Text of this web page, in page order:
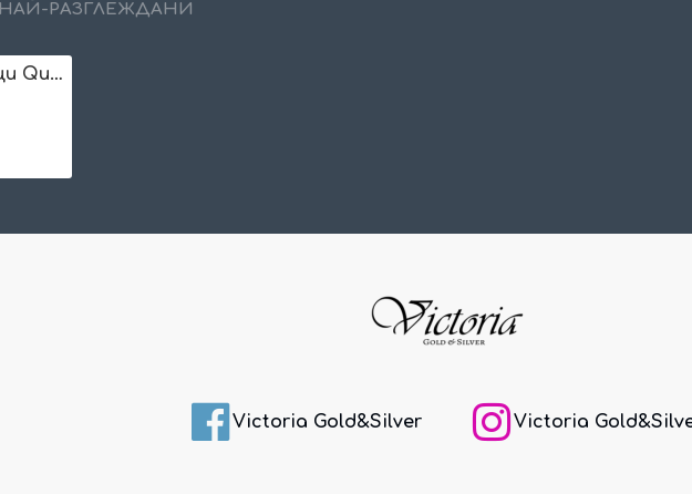
НАЙ-РАЗГЛЕЖДАНИ
Сребърни обеци Queen’s Spark
Victoria Gold&Silver Victoria